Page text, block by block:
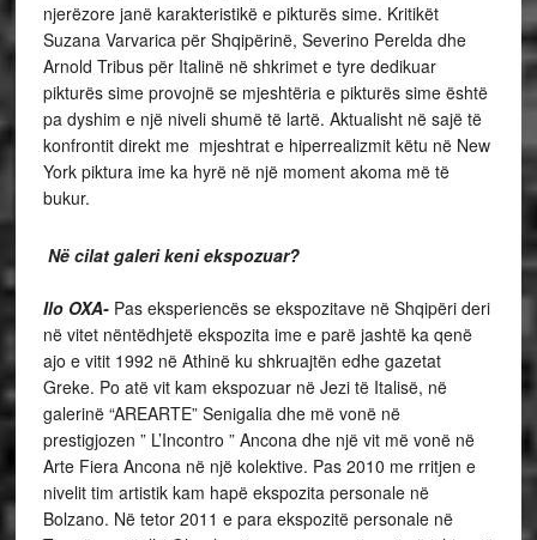
njerëzore janë karakteristikë e pikturës sime. Kritikët
Suzana Varvarica për Shqipërinë, Severino Perelda dhe
Arnold Tribus për Italinë në shkrimet e tyre dedikuar
pikturës sime provojnë se mjeshtëria e pikturës sime është
pa dyshim e një niveli shumë të lartë. Aktualisht në sajë të
konfrontit direkt me mjeshtrat e hiperrealizmit këtu në New
York piktura ime ka hyrë në një moment akoma më të
bukur.
Në cilat galeri keni ekspozuar?
Ilo OXA-Pas eksperiencës se ekspozitave në Shqipëri deri
në vitet nëntëdhjetë ekspozita ime e parë jashtë ka qenë
ajo e vitit 1992 në Athinë ku shkruajtën edhe gazetat
Greke. Po atë vit kam ekspozuar në Jezi të Italisë, në
galerinë “AREARTE” Senigalia dhe më vonë në
prestigjozen ” L’Incontro ” Ancona dhe një vit më vonë në
Arte Fiera Ancona në një kolektive. Pas 2010 me rritjen e
nivelit tim artistik kam hapë ekspozita personale në
Bolzano. Në tetor 2011 e para ekspozitë personale në